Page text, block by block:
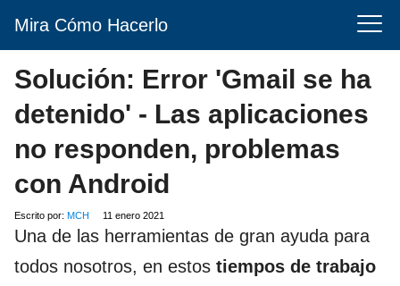
Mira Cómo Hacerlo
Solución: Error 'Gmail se ha
detenido' - Las aplicaciones
no responden, problemas
con Android
Escrito por: MCH 11 enero 2021
Una de las herramientas de gran ayuda para
todos nosotros, en estos tiempos de trabajo